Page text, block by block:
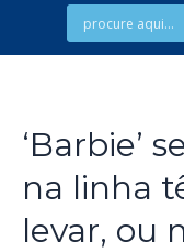
‘Barbie’
na linha
levar, ou